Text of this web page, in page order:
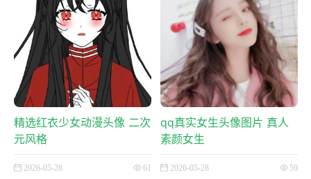
精选红衣少女动漫头像 二次
元风格
2026-05-28 61
qq真实女生头像图片 真人
素颜女生
2026-05-28 59